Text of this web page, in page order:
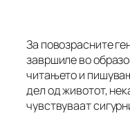
За повозрасните
завршиле во
читањето и
дел од животот,
чувствуваат